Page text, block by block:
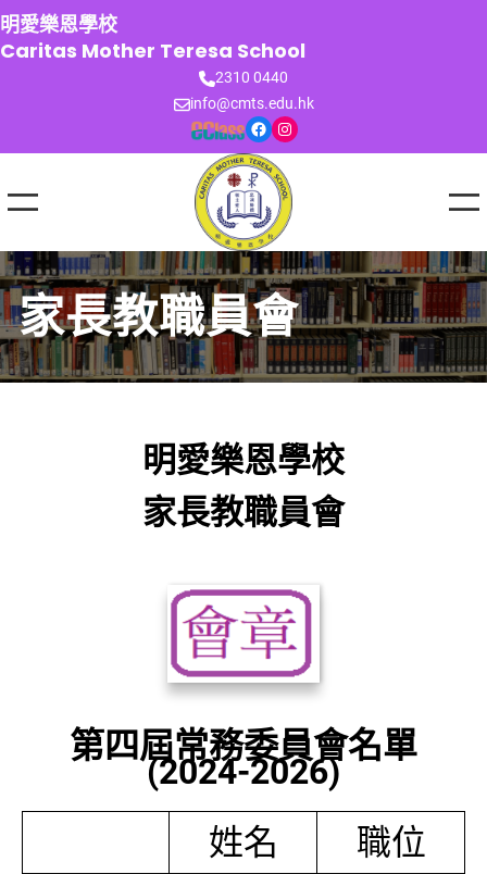
跳
至
主
明愛樂恩學校
Caritas Mother Teresa School
2310 0440
info@cmts.edu.hk
Facebook Instagram
家長教職員會
明愛樂恩學校
家長教職員會
第四屆常務委員會名單
(2024-2026)
姓名
職位